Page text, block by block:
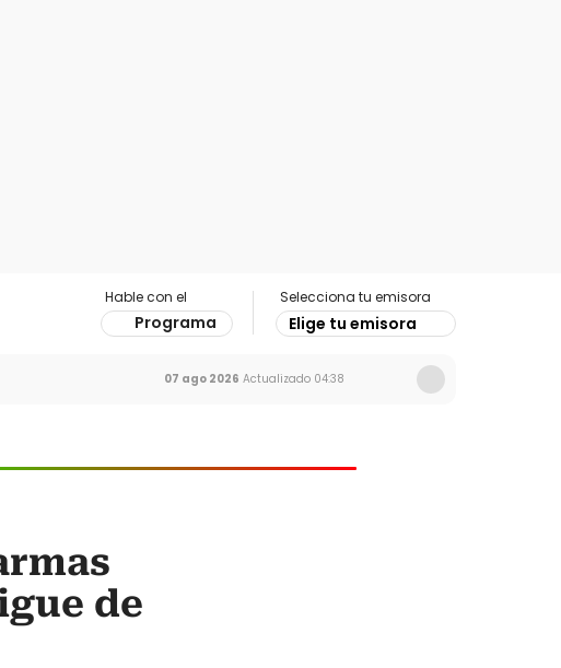
Hable con el
Programa
Selecciona tu emisora
Elige tu emisora
07 ago 2026 Actualizado 04:38
de